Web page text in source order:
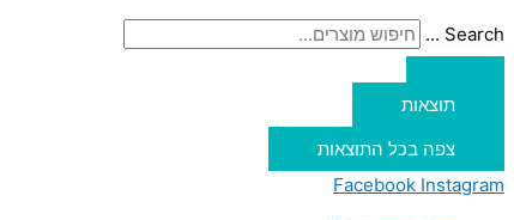
Search ...
תוצאות
צפה בכל התוצאות
Facebook Instagram